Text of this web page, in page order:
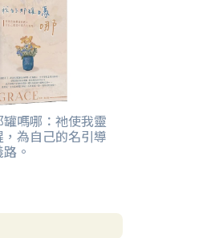
嗎哪：祂使我靈
，為自己的名引導
。